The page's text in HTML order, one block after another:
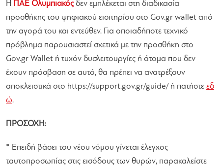
Η ΠΑΕ Ολυμπιακόςδεν εμπλέκεται στη διαδικασία
προσθήκης του ψηφιακού εισιτηρίου στο Gov.gr wallet από
την αγορά του και εντεύθεν. Για οποιαδήποτε τεχνικό
πρόβλημα παρουσιαστεί σχετικά με την προσθήκη στο
Gov.gr Wallet ή τυχόν δυσλειτουργίες ή άτομα που δεν
έχουν πρόσβαση σε αυτό, θα πρέπει να ανατρέξουν
αποκλειστικά στο https://support.gov.gr/guide/ ή πατήστε εδ
ώ.
ΠΡΟΣΟΧΗ:
* Επειδή βάσει του νέου νόμου γίνεται έλεγχος
ταυτοπροσωπίας στις εισόδους των θυρών, παρακαλείστε